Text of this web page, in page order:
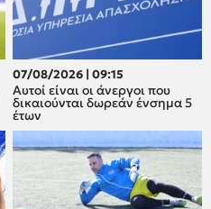
07/08/2026 | 09:15
Αυτοί είναι οι άνεργοι που
δικαιούνται δωρεάν ένσημα 5
έτων